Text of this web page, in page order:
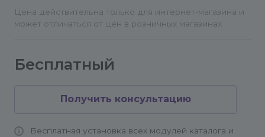
Цена действительна только для интернет-магазина и
может отличаться от цен в розничных магазинах
Бесплатный
Получить консультацию
Бесплатная установка всех модулей каталога и